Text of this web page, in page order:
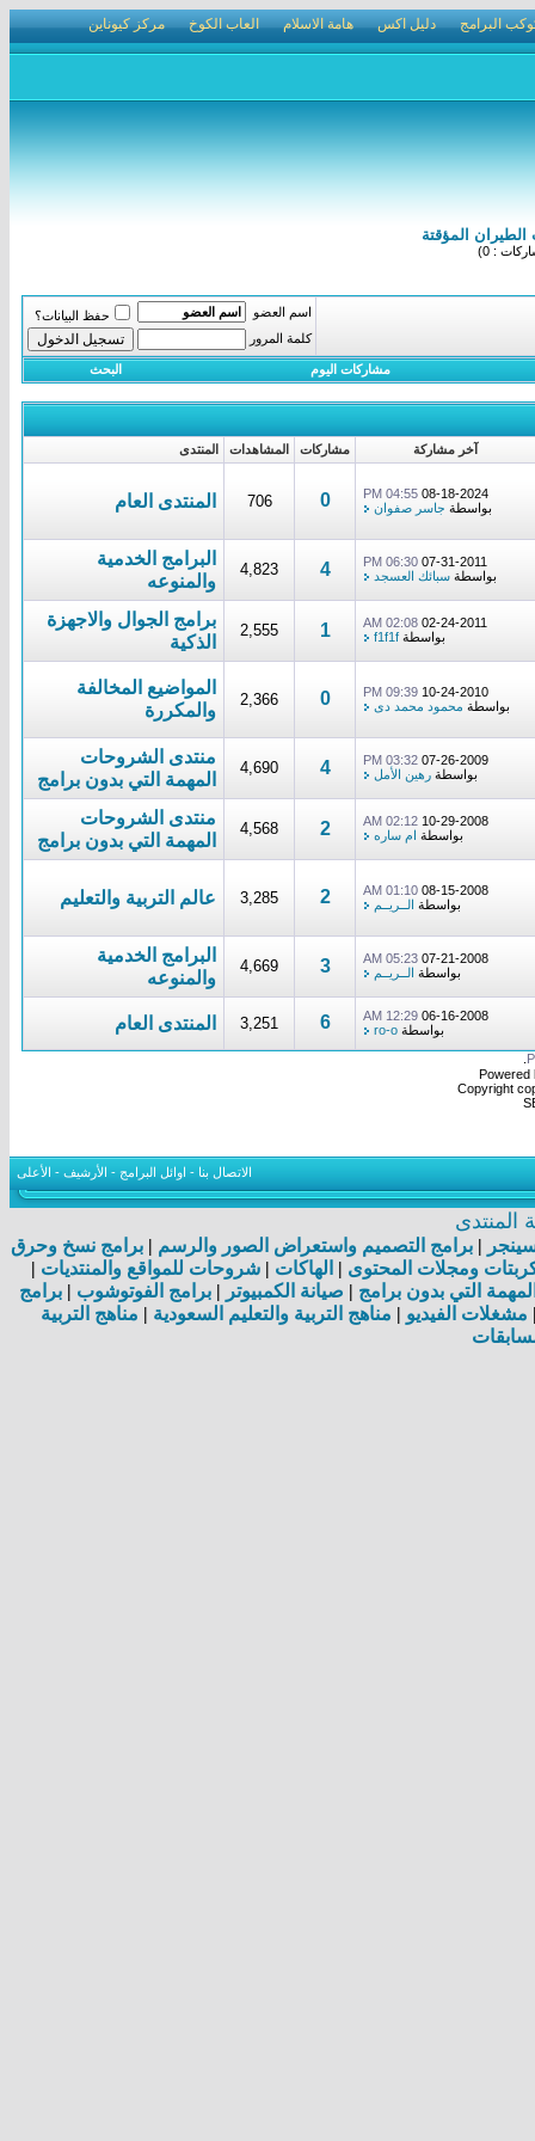
البرامج دليل اكس هامة الاسلام العاب الكوخ مركز كيوناين
المؤقتة
: 0)
اسم العضو
حفظ البيانات؟
كلمة المرور
مشاركات اليوم البحث
آخر مشاركة مشاركات المشاهدات المنتدى
08-18-2024
04:55 PM
بواسطة جاسر صفوان 0
706 المنتدى العام
07-31-2011
06:30 PM
بواسطة سبائك العسجد 4
4,823
البرامج الخدمية
والمنوعه
02-24-2011
02:08 AM
بواسطة f1f1f
1
2,555
برامج الجوال والاجهزة
الذكية
10-24-2010
09:39 PM
بواسطة محمود محمد دى 0
2,366
المواضيع المخالفة
والمكررة
07-26-2009
03:32 PM
بواسطة رهين الأمل 4
4,690
منتدى الشروحات
المهمة التي بدون برامج
10-29-2008
02:12 AM
بواسطة ام ساره 2
4,568
منتدى الشروحات
المهمة التي بدون برامج
08-15-2008
01:10 AM
بواسطة الــريــم 2
3,285 عالم التربية والتعليم
07-21-2008
05:23 AM
بواسطة الــريــم 3
4,669
البرامج الخدمية
والمنوعه
06-16-2008
12:29 AM
بواسطة ro-o
6
3,251 المنتدى العام
Powered
Copyright
الاتصال بنا - اوائل البرامج - الأرشيف - الأعلى
المنتدى
|برامج التصميم واستعراض الصور والرسم |برامج نسخ وحرق
ومجلات المحتوى | الهاكات |شروحات للمواقع والمنتديات |
التي بدون برامج | صيانة الكمبيوتر |برامج الفوتوشوب |برامج
مشغلات الفيديو | مناهج التربية والتعليم السعودية | مناهج التربية